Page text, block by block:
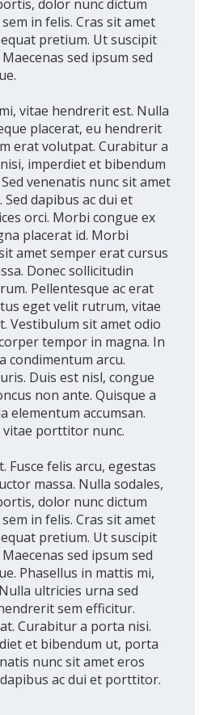
dolor nunc dictum
in felis. Cras sit amet
pretium. Ut suscipit
sed ipsum sed
vitae hendrerit est. Nulla
placerat, eu hendrerit
erat volutpat. Curabitur a
imperdiet et bibendum
venenatis nunc sit amet
dapibus ac dui et
orci. Morbi congue ex
placerat id. Morbi
amet semper erat cursus
Donec sollicitudin
Pellentesque ac erat
eget velit rutrum, vitae
Vestibulum sit amet odio
tempor in magna. In
condimentum arcu.
Duis est nisl, congue
non ante. Quisque a
elementum accumsan.
vitae porttitor nunc.
Fusce felis arcu, egestas
massa. Nulla sodales,
dolor nunc dictum
in felis. Cras sit amet
pretium. Ut suscipit
sed ipsum sed
Phasellus in mattis mi,
ultricies urna sed
sem efficitur.
Curabitur a porta nisi.
et bibendum ut, porta
nunc sit amet eros
ac dui et porttitor.